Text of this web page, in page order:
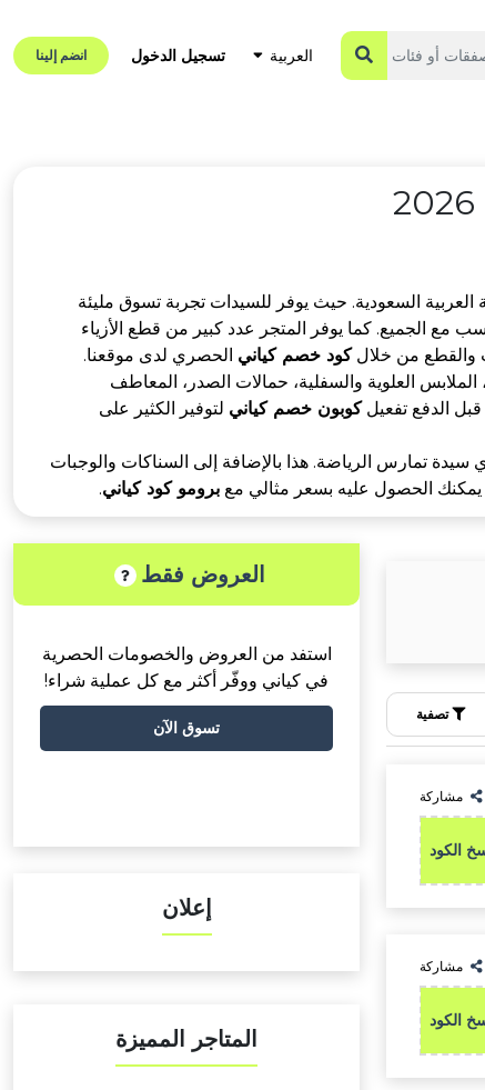
العربية تسجيل الدخول انضم إلينا
العربية السعودية. حيث يوفر للسيدات تجربة تسوق مليئة
مع الجميع. كما يوفر المتجر عدد كبير من قطع الأزياء
والقطع من خلالكود خصم كياني الحصري لدى موقعنا.
الملابس العلوية والسفلية، حمالات الصدر، المعاطف
قبل الدفع تفعيلكوبون خصم كياني لتوفير الكثير على
سيدة تمارس الرياضة. هذا بالإضافة إلى السناكات والوجبات
يمكنك الحصول عليه بسعر مثالي مع برومو كود كياني.
تصفية
مشاركة
الكود
مشاركة
الكود
العروض فقط
استفد من العروض والخصومات الحصرية
في كياني ووفّر أكثر مع كل عملية شراء!
تسوق الآن
إعلان
المتاجر المميزة